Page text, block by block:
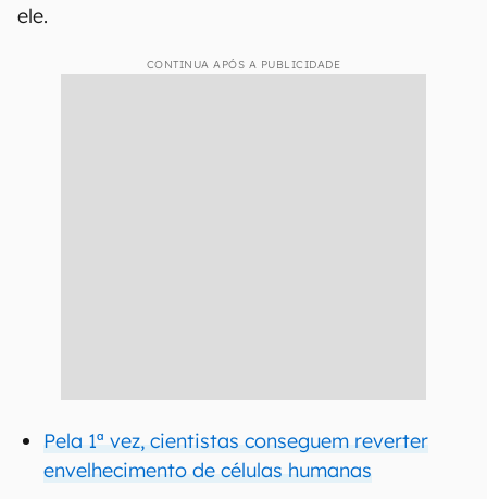
ele.
CONTINUA APÓS A PUBLICIDADE
Pela 1ª vez, cientistas conseguem reverter
envelhecimento de células humanas